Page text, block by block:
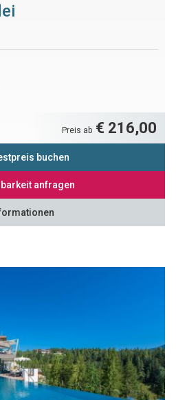
Preis ab € 216,00
buchen
anfragen